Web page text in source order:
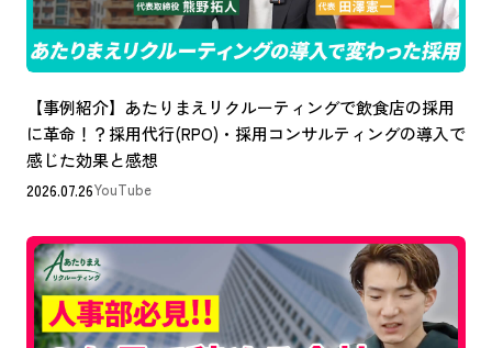
【事例紹介】あたりまえリクルーティングで飲食店の採用
に革命！？採用代行(RPO)・採用コンサルティングの導入で
感じた効果と感想
2026.07.26YouTube